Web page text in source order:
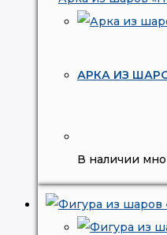
АРКА ИЗ
В наличии